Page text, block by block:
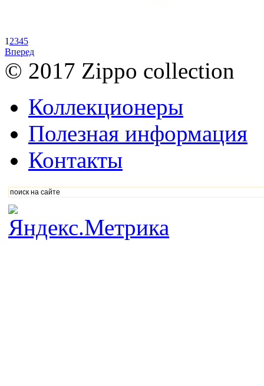
1 2345
Вперед
© 2017 Zippo collection
Коллекционеры
Полезная информация
Контакты